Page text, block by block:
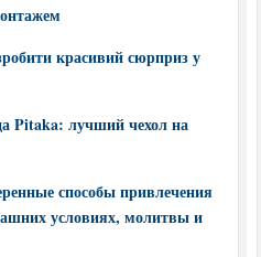
красивий сюрприз у
Pitaka: лучший чехол на
способы привлечения
условиях, молитвы и